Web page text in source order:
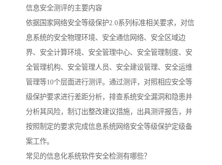
信息安全测评的主要内容
依据国家网络安全等级保护2.0系列标准相关要求，对信
息系统的安全物理环境、安全通信网络、安全区域边
界、安全计算环境、安全管理中心、安全管理制度、安
全管理机构、安全管理人员、安全建设管理、安全运维
管理等10个层面进行测评。通过测评，对照相应安全等
级保护要求进行差距分析，排查系统安全漏洞和隐患并
分析其风险，制订出整改建议措施，出具测评报告，并
按照制定的要求完成信息系统网络安全等级保护定级备
案工作。
常见的信息化系统软件安全检测有哪些？